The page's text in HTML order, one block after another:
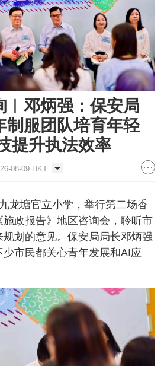
︱邓炳强：保安局
制服团队培育年轻
提升执法效率
08-09 HKT
龙塘官立小学，举行第二场香
政报告》地区咨询会，聆听市
划的意见。保安局局长邓炳强
市民都关心青年发展和AI应